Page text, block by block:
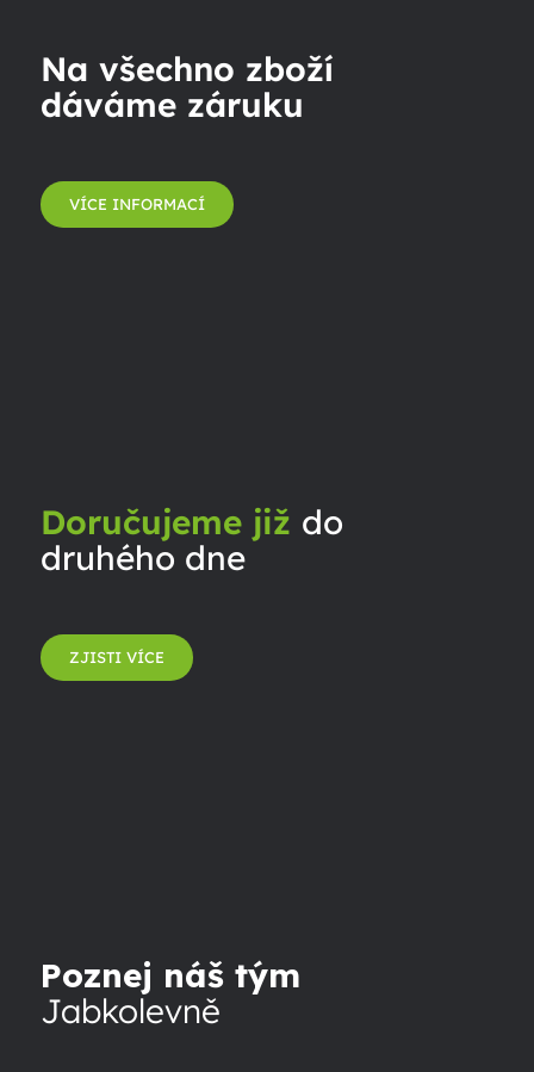
Na všechno zboží
dáváme záruku
VÍCE INFORMACÍ
Doručujeme již do
druhého dne
ZJISTI VÍCE
Poznej náš tým
Jabkolevně